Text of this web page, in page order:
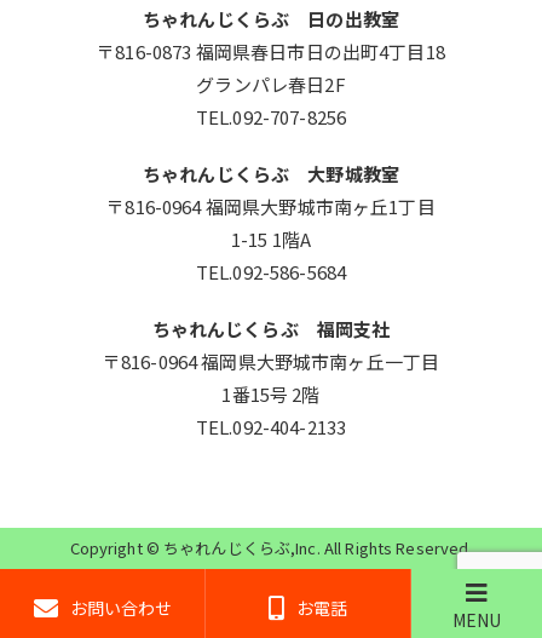
ちゃれんじくらぶ 日の出教室
〒816-0873 福岡県春日市日の出町4丁目18
グランパレ春日2F
TEL.092-707-8256
ちゃれんじくらぶ 大野城教室
〒816-0964 福岡県大野城市南ヶ丘1丁目
1-15 1階A
TEL.092-586-5684
ちゃれんじくらぶ 福岡支社
〒816-0964 福岡県大野城市南ヶ丘一丁目
1番15号 2階
TEL.092-404-2133
Copyright © ちゃれんじくらぶ,Inc. All Rights Reserved.
お問い合わせ お電話 MENU